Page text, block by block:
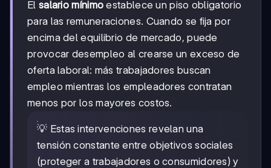
El salario mínimo establece un piso obligatorio
para las remuneraciones. Cuando se fija por
encima del equilibrio de mercado, puede
provocar desempleo al crearse un exceso de
oferta laboral: más trabajadores buscan
empleo mientras los empleadores contratan
menos por los mayores costos.
💡 Estas intervenciones revelan una
tensión constante entre objetivos sociales
(proteger a trabajadores o consumidores) y